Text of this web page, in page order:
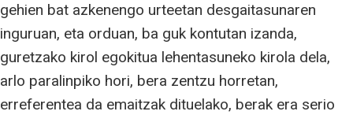
gehien bat azkenengo urteetan desgaitasunaren
inguruan, eta orduan, ba guk kontutan izanda,
guretzako kirol egokitua lehentasuneko kirola dela,
arlo paralinpiko hori, bera zentzu horretan,
erreferentea da emaitzak dituelako, berak era serio